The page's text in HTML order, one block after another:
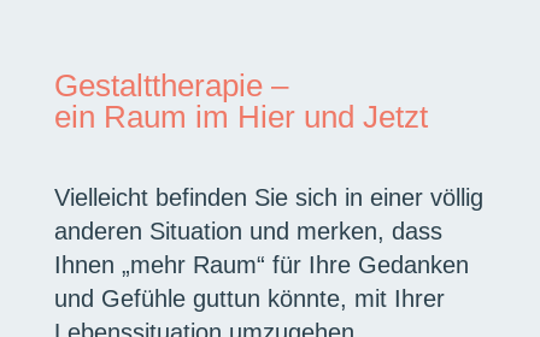
Gestalttherapie –
ein Raum im Hier und Jetzt
Vielleicht befinden Sie sich in einer völlig
anderen Situation und merken, dass
Ihnen „mehr Raum“ für Ihre Gedanken
und Gefühle guttun könnte, mit Ihrer